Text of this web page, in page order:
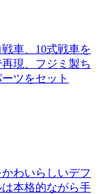
車、10式戦車を
現、フジミ製ち
ツをセット
わいらしいデフ
本格的ながら手